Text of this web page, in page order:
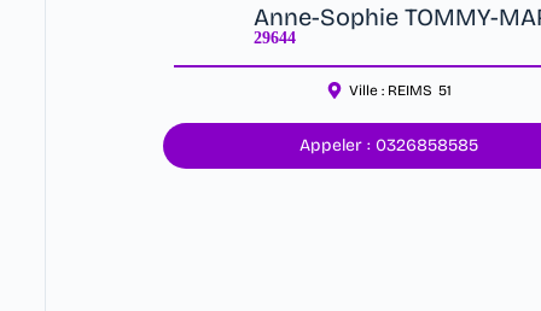
Anne-Sophie TOMMY-
29644
Ville : REIMS 51
Appeler : 0326858585